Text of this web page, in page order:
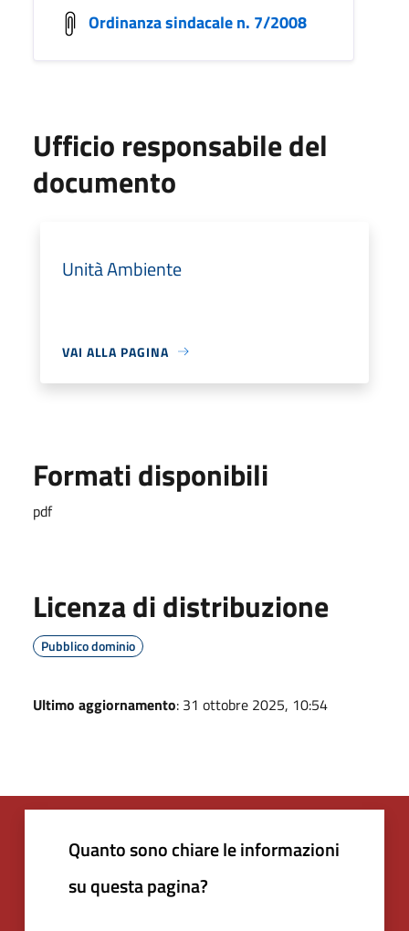
Ordinanza sindacale n. 7/2008
Ufficio responsabile del
documento
Unità Ambiente
VAI ALLA PAGINA
Formati disponibili
pdf
Licenza di distribuzione
Pubblico dominio
Ultimo aggiornamento: 31 ottobre 2025, 10:54
Quanto sono chiare le informazioni
su questa pagina?